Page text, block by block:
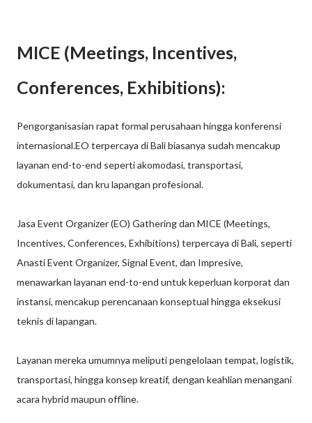
MICE (Meetings, Incentives,
Conferences, Exhibitions):
Pengorganisasian rapat formal perusahaan hingga konferensi
internasional.EO terpercaya di Bali biasanya sudah mencakup
layanan end-to-end seperti akomodasi, transportasi,
dokumentasi, dan kru lapangan profesional.
Jasa Event Organizer (EO) Gathering dan MICE (Meetings,
Incentives, Conferences, Exhibitions) terpercaya di Bali, seperti
Anasti Event Organizer, Signal Event, dan Impresive,
menawarkan layanan end-to-end untuk keperluan korporat dan
instansi, mencakup perencanaan konseptual hingga eksekusi
teknis di lapangan.
Layanan mereka umumnya meliputi pengelolaan tempat, logistik,
transportasi, hingga konsep kreatif, dengan keahlian menangani
acara hybrid maupun offline.